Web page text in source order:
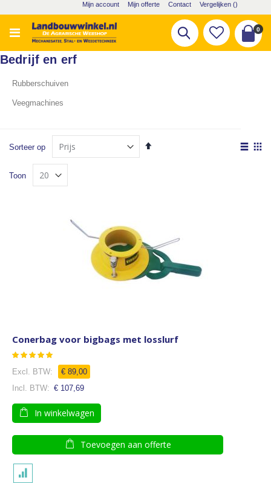
naar
de
inhoud
Mijn account Mijn offerte Contact Vergelijken ()
Cart
0
Zoek
Sorteer op
Van
Toon
Conerbag voor bigbags met losslurf
Waardering:
87
100
€ 89,00
€ 107,69
In winkelwagen
Toevoegen aan offerte
Bedrijf en erf
Rubberschuiven
Veegmachines